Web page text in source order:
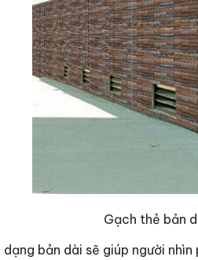
Gạch thẻ bản
dạng bản dài sẽ giúp người